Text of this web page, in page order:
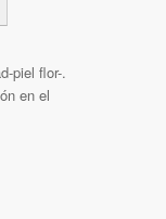
piel flor-.
en el